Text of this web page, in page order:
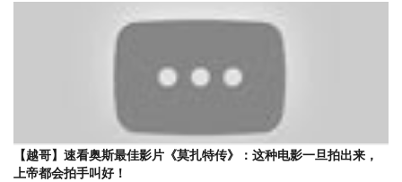
【越哥】速看奥斯最佳影片《莫扎特传》：这种电影一旦拍出来，
上帝都会拍手叫好！